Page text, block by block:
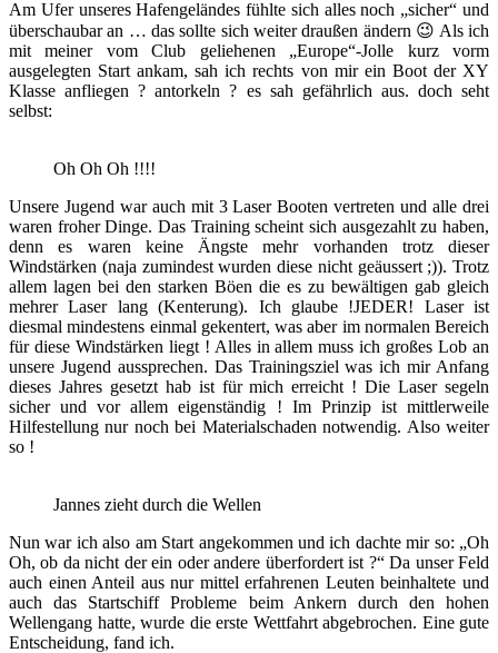
Am Ufer unseres Hafengeländes fühlte sich alles noch „sicher“ und
überschaubar an … das sollte sich weiter draußen ändern 😉 Als ich
mit meiner vom Club geliehenen „Europe“-Jolle kurz vorm
ausgelegten Start ankam, sah ich rechts von mir ein Boot der XY
Klasse anfliegen ? antorkeln ? es sah gefährlich aus. doch seht
selbst:
Oh Oh Oh !!!!
Unsere Jugend war auch mit 3 Laser Booten vertreten und alle drei
waren froher Dinge. Das Training scheint sich ausgezahlt zu haben,
denn es waren keine Ängste mehr vorhanden trotz dieser
Windstärken (naja zumindest wurden diese nicht geäussert ;)). Trotz
allem lagen bei den starken Böen die es zu bewältigen gab gleich
mehrer Laser lang (Kenterung). Ich glaube !JEDER! Laser ist
diesmal mindestens einmal gekentert, was aber im normalen Bereich
für diese Windstärken liegt ! Alles in allem muss ich großes Lob an
unsere Jugend aussprechen. Das Trainingsziel was ich mir Anfang
dieses Jahres gesetzt hab ist für mich erreicht ! Die Laser segeln
sicher und vor allem eigenständig ! Im Prinzip ist mittlerweile
Hilfestellung nur noch bei Materialschaden notwendig. Also weiter
so !
Jannes zieht durch die Wellen
Nun war ich also am Start angekommen und ich dachte mir so: „Oh
Oh, ob da nicht der ein oder andere überfordert ist ?“ Da unser Feld
auch einen Anteil aus nur mittel erfahrenen Leuten beinhaltete und
auch das Startschiff Probleme beim Ankern durch den hohen
Wellengang hatte, wurde die erste Wettfahrt abgebrochen. Eine gute
Entscheidung, fand ich.